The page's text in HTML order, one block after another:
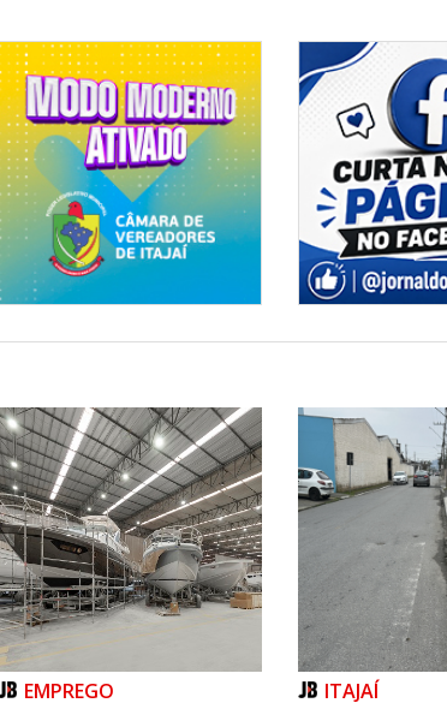
CAMBORIÚ
EMPREGO ITAJAÍ